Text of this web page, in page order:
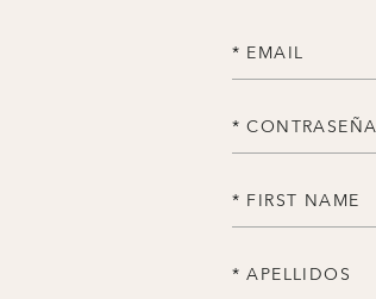
* EMAIL
* CONTRASEÑA
* FIRST NAME
* APELLIDOS